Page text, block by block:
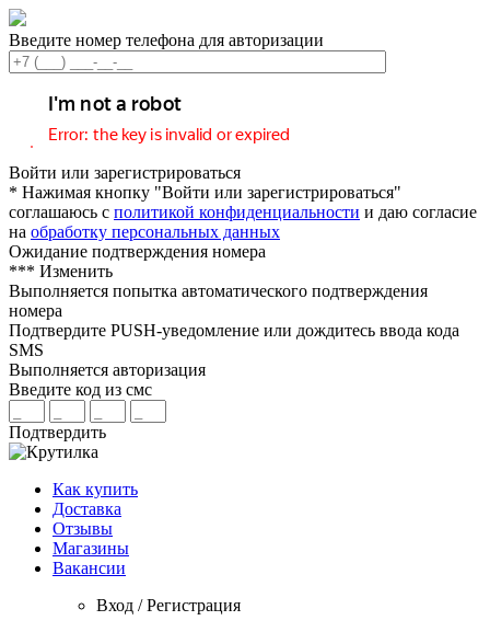
Введите номер телефона для авторизации
Войти или зарегистрироваться
* Нажимая кнопку "Войти или зарегистрироваться"
соглашаюсь с политикой конфиденциальности и даю согласие
на обработку персональных данных
Ожидание подтверждения номера
*** Изменить
Выполняется попытка автоматического подтверждения
номера
Подтвердите PUSH-уведомление или дождитесь ввода кода
SMS
Выполняется авторизация
Введите код из смс
Подтвердить
Как купить
Доставка
Отзывы
Магазины
Вакансии
Вход / Регистрация